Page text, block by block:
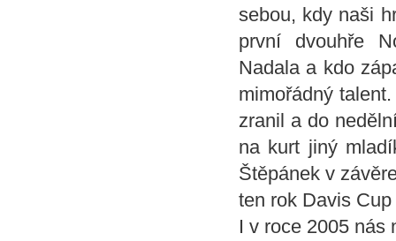
sebou, kdy naši
první dvouhře
Nadala a kdo
mimořádný
zranil a do
na kurt jiný
Štěpánek v
ten rok Davis
I v roce 2005 nás